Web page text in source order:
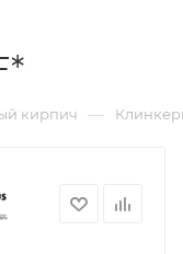
кирпич —